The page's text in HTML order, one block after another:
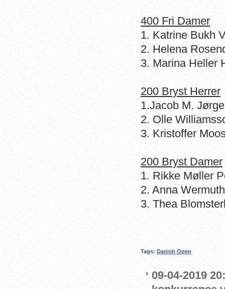
400 Fri Damer
1. Katrine Bukh
2. Helena
3. Marina Heller
200 Bryst Herrer
1.Jacob M.
2. Olle
3. Kristoffer
200 Bryst Damer
1. Rikke Møller
2. Anna
3. Thea
Tags: Danish Open
09-04-2019